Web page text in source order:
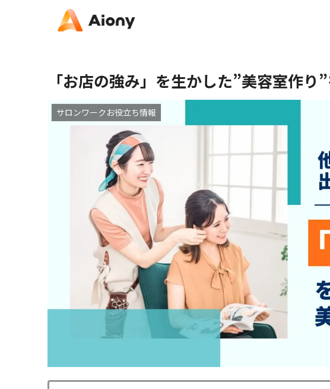
「お店の強み」を生かした”美容室作り
サロンワークお役立ち情報